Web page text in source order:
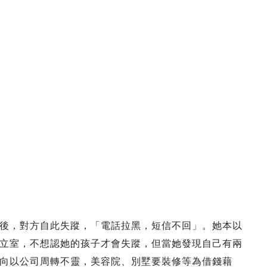
，對方自此失蹤，「電話拉黑，短信不回」。她本以
室，不想認她的孩子才會失蹤，但當她發現自己有兩
以公司周轉不靈，美容院、別墅要裝修等為借錢藉